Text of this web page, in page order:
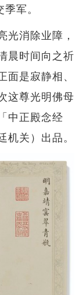
军。
光消除业障，
晨时间向之祈
是寂静相、
这尊光明佛母
中正殿念经
关）出品。